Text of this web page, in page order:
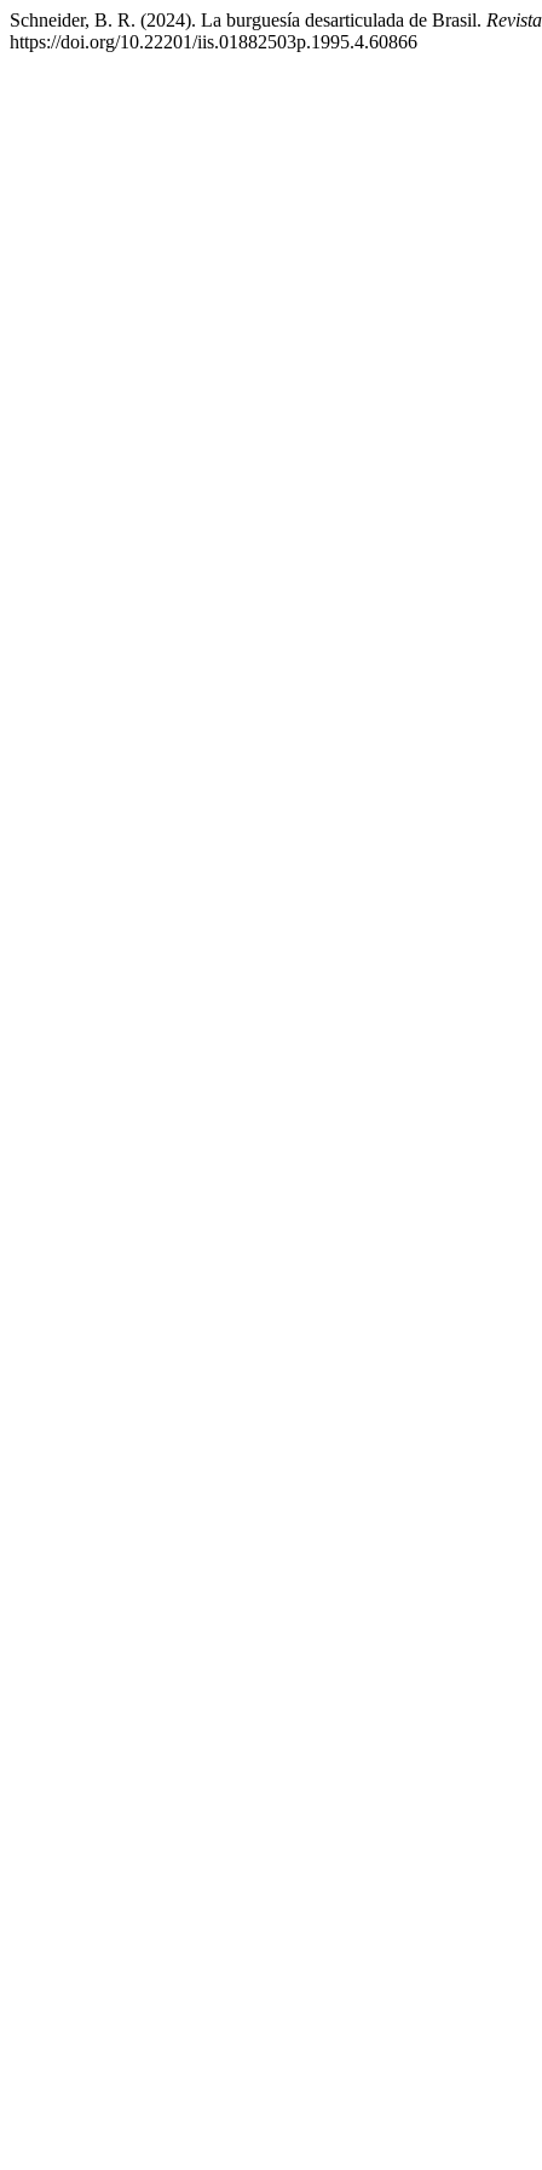
Schneider, B. R. (2024). La burguesía desarticulada de Brasil.
https://doi.org/10.22201/iis.01882503p.1995.4.60866